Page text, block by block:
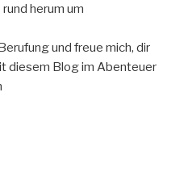
herum um
und freue mich, dir
diesem Blog im Abenteuer